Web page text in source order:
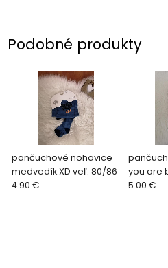
Podobné produkty
pančuchové nohavice
medvedík XD veľ. 80/86
4.90 €
you are
80/86
5.00 €